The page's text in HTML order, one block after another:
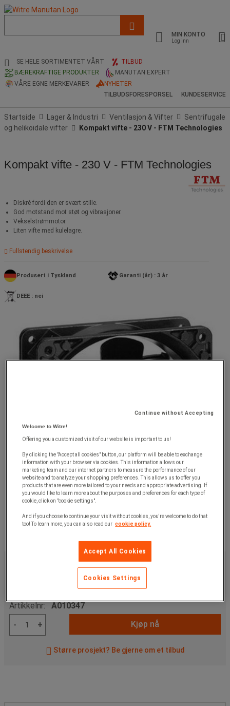
og
søkehistorikk
MIN KONTO
Log inn
SE HELE SORTIMENTET VÅRT
TILBUD
BÆREKRAFTIGE PRODUKTER
MANUTAN EXPERT
VÅRE EGNE MERKEVARER
NYHETER
TILBUDSFORESPORSEL
KUNDESERVICE
Startside Lager & Industri Ventilasjon & Vifter
Sentrifugale
og helikoidale vifter
Kompakt vifte - 230 V - FTM Technologies
Kompakt vifte - 230 V - FTM Technologies
Diskré fordi den er svært stille.
God motstand mot støt og vibrasjoner.
Vekselstrømmotor.
Liten vifte med kulelagre.
Fullstendig beskrivelse
Produsert i Tyskland Garanti (år) : 3 år
DEEE : nei
ekskl. mva
Artikkelnr: A010347
-
+ Kjøp nå
Større prosjekt? Be gjerne om et tilbud
Continue without Accepting
Welcome to Witre!
Offering you a customized visit of our website is important to us!
By clicking the "Accept all cookies" button, our platform will be able to exchange
information with your browser via cookies. This information allows our
marketing team and our internet partners to measure the performance of our
website and to analyze your shopping preferences. This allows us to offer you
products that are even more tailored to your needs and appropriate advertising. If
you would like to learn more about the purposes and preferences for each type of
cookie, click on "cookie settings".
And if you choose to continue your visit without cookies, you're welcome to do that
too! To learn more, you can also read our cookie policy.
Accept All Cookies
Cookies Settings